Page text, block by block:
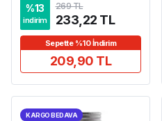
%13
indirim
269 TL
233,22 TL
Sepette %10 İndirim
209,90 TL
KARGO BEDAVA